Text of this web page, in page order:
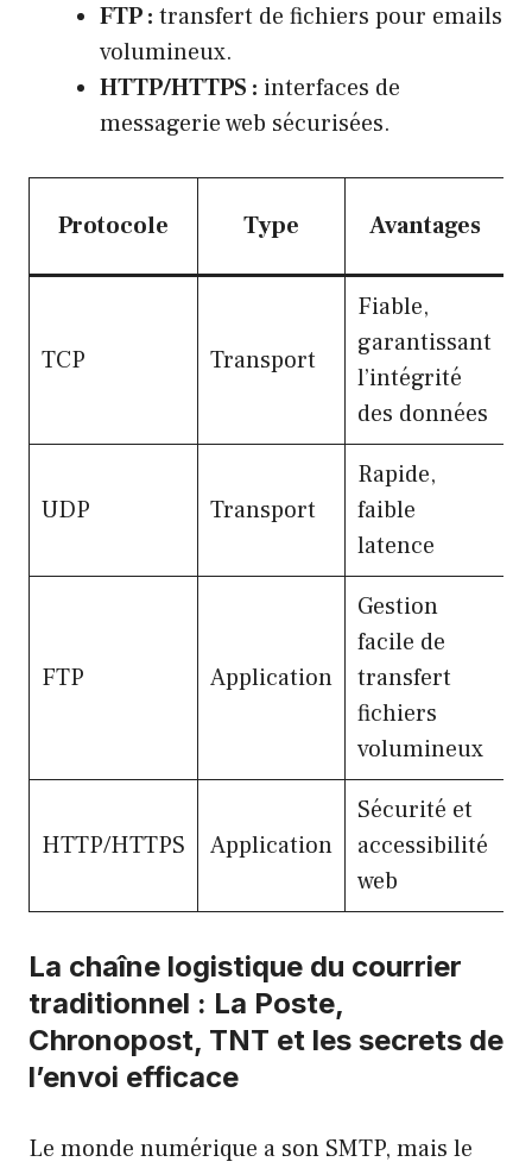
FTP : transfert de fichiers pour emails
volumineux.
HTTP/HTTPS : interfaces de
messagerie web sécurisées.
Protocole Type Avantages
TCP Transport
Fiable,
garantissant
l’intégrité
des données
UDP Transport
Rapide,
faible
latence
FTP Application
Gestion
facile de
transfert
fichiers
volumineux
HTTP/HTTPS Application
Sécurité et
accessibilité
web
La chaîne logistique du courrier
traditionnel : La Poste,
Chronopost, TNT et les secrets de
l’envoi efficace
Le monde numérique a son SMTP, mais le